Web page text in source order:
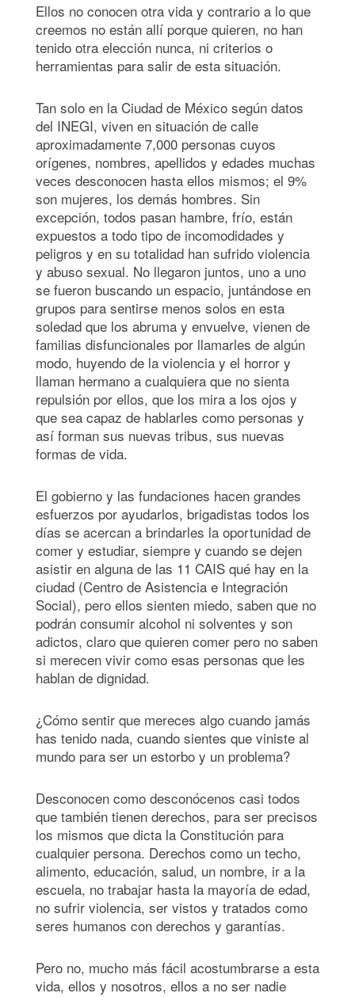
Ellos no conocen otra vida y contrario a lo que
creemos no están allí porque quieren, no han
tenido otra elección nunca, ni criterios o
herramientas para salir de esta situación.
Tan solo en la Ciudad de México según datos
del INEGI, viven en situación de calle
aproximadamente 7,000 personas cuyos
orígenes, nombres, apellidos y edades muchas
veces desconocen hasta ellos mismos; el 9%
son mujeres, los demás hombres. Sin
excepción, todos pasan hambre, frío, están
expuestos a todo tipo de incomodidades y
peligros y en su totalidad han sufrido violencia
y abuso sexual. No llegaron juntos, uno a uno
se fueron buscando un espacio, juntándose en
grupos para sentirse menos solos en esta
soledad que los abruma y envuelve, vienen de
familias disfuncionales por llamarles de algún
modo, huyendo de la violencia y el horror y
llaman hermano a cualquiera que no sienta
repulsión por ellos, que los mira a los ojos y
que sea capaz de hablarles como personas y
así forman sus nuevas tribus, sus nuevas
formas de vida.
El gobierno y las fundaciones hacen grandes
esfuerzos por ayudarlos, brigadistas todos los
días se acercan a brindarles la oportunidad de
comer y estudiar, siempre y cuando se dejen
asistir en alguna de las 11 CAIS qué hay en la
ciudad (Centro de Asistencia e Integración
Social), pero ellos sienten miedo, saben que no
podrán consumir alcohol ni solventes y son
adictos, claro que quieren comer pero no saben
si merecen vivir como esas personas que les
hablan de dignidad.
¿Cómo sentir que mereces algo cuando jamás
has tenido nada, cuando sientes que viniste al
mundo para ser un estorbo y un problema?
Desconocen como desconócenos casi todos
que también tienen derechos, para ser precisos
los mismos que dicta la Constitución para
cualquier persona. Derechos como un techo,
alimento, educación, salud, un nombre, ir a la
escuela, no trabajar hasta la mayoría de edad,
no sufrir violencia, ser vistos y tratados como
seres humanos con derechos y garantías.
Pero no, mucho más fácil acostumbrarse a esta
vida, ellos y nosotros, ellos a no ser nadie